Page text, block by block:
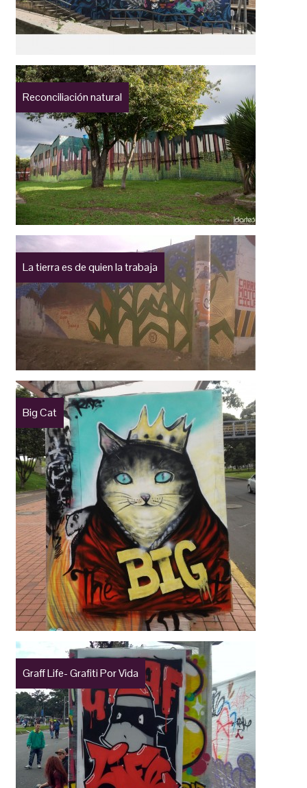
Reconciliación natural
La tierra es de quien la trabaja
Big Cat
Graff Life- Grafiti Por Vida